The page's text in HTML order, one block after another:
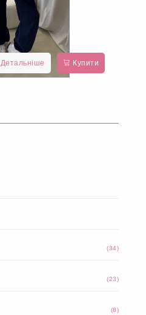
Детальніше Купити
(34)
(23)
(8)